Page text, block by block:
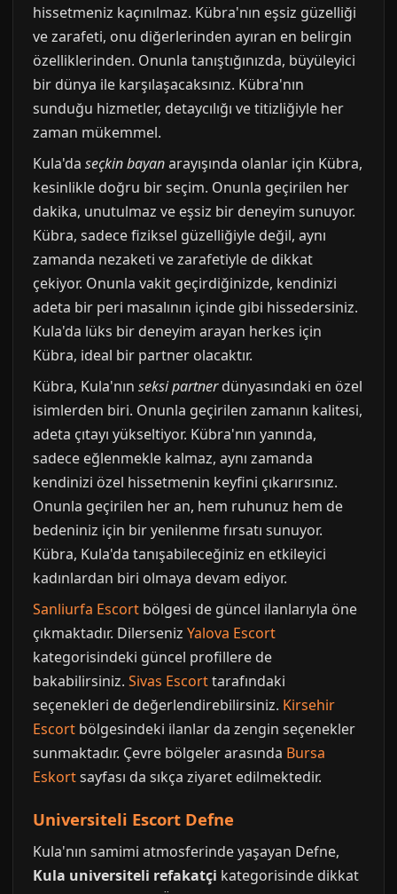
hissetmeniz kaçınılmaz. Kübra'nın eşsiz güzelliği
ve zarafeti, onu diğerlerinden ayıran en belirgin
özelliklerinden. Onunla tanıştığınızda, büyüleyici
bir dünya ile karşılaşacaksınız. Kübra'nın
sunduğu hizmetler, detaycılığı ve titizliğiyle her
zaman mükemmel.
Kula'da seçkin bayanarayışında olanlar için Kübra,
kesinlikle doğru bir seçim. Onunla geçirilen her
dakika, unutulmaz ve eşsiz bir deneyim sunuyor.
Kübra, sadece fiziksel güzelliğiyle değil, aynı
zamanda nezaketi ve zarafetiyle de dikkat
çekiyor. Onunla vakit geçirdiğinizde, kendinizi
adeta bir peri masalının içinde gibi hissedersiniz.
Kula'da lüks bir deneyim arayan herkes için
Kübra, ideal bir partner olacaktır.
Kübra, Kula'nın seksi partnerdünyasındaki en özel
isimlerden biri. Onunla geçirilen zamanın kalitesi,
adeta çıtayı yükseltiyor. Kübra'nın yanında,
sadece eğlenmekle kalmaz, aynı zamanda
kendinizi özel hissetmenin keyfini çıkarırsınız.
Onunla geçirilen her an, hem ruhunuz hem de
bedeniniz için bir yenilenme fırsatı sunuyor.
Kübra, Kula'da tanışabileceğiniz en etkileyici
kadınlardan biri olmaya devam ediyor.
Sanliurfa Escort bölgesi de güncel ilanlarıyla öne
çıkmaktadır. Dilerseniz Yalova Escort
kategorisindeki güncel profillere de
bakabilirsiniz. Sivas Escorttarafındaki
seçenekleri de değerlendirebilirsiniz. Kirsehir
Escort bölgesindeki ilanlar da zengin seçenekler
sunmaktadır. Çevre bölgeler arasında Bursa
Eskortsayfası da sıkça ziyaret edilmektedir.
Universiteli Escort Defne
Kula'nın samimi atmosferinde yaşayan Defne,
Kula universiteli refakatçi kategorisinde dikkat